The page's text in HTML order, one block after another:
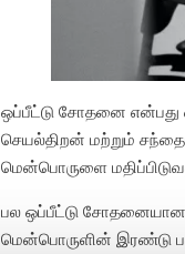
ஒப்பீட்டு சோதனை
செயல்திறன் மற்றும்
மென்பொருளை
பல ஒப்பீட்டு
மென்பொருளின் இரண்டு